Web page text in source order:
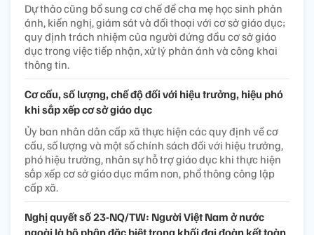
Dự thảo cũng bổ sung cơ chế để cha mẹ học sinh phản
ánh, kiến nghị, giám sát và đối thoại với cơ sở giáo dục;
quy định trách nhiệm của người đứng đầu cơ sở giáo
dục trong việc tiếp nhận, xử lý phản ánh và công khai
thông tin.
Cơ cấu, số lượng, chế độ đối với hiệu trưởng, hiệu phó
khi sắp xếp cơ sở giáo dục
Ủy ban nhân dân cấp xã thực hiện các quy định về cơ
cấu, số lượng và một số chính sách đối với hiệu trưởng,
phó hiệu trưởng, nhân sự hỗ trợ giáo dục khi thực hiện
sắp xếp cơ sở giáo dục mầm non, phổ thông công lập
cấp xã.
Nghị quyết số 23-NQ/TW: Người Việt Nam ở nước
ngoài là bộ phận đặc biệt trong khối đại đoàn kết toàn